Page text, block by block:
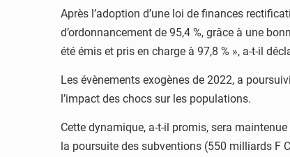
Après l’adoption d’une loi de finances
d’ordonnancement de 95,4 %, grâce à une
été émis et pris en charge à 97,8 % », a-t-il
Les évènements exogènes de 2022, a
l’impact des chocs sur les populations.
Cette dynamique, a-t-il promis, sera
la poursuite des subventions (550 milliards F